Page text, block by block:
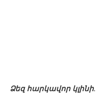
Ձեզ հարկավոր կլինի.